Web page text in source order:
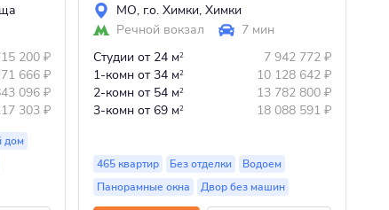
200 ₽
666 ₽
096 ₽
303 ₽
дом
МО, г.о. Химки, Химки
Речной вокзал
7 мин
Студии от 24 м2 7 942 772 ₽
1-комн от 34 м2 10 128 642 ₽
2-комн от 54 м2 13 782 800 ₽
3-комн от 69 м2 18 088 591 ₽
465 квартир Без отделки
Водоем
Панорамные окна
Двор без машин